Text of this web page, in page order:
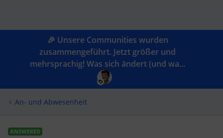
🎉 Unsere Communities wurden
zusammengeführt. Jetzt größer und
mehrsprachig! Was sich ändert (und wa...
An- und Abwesenheit
ANSWERED